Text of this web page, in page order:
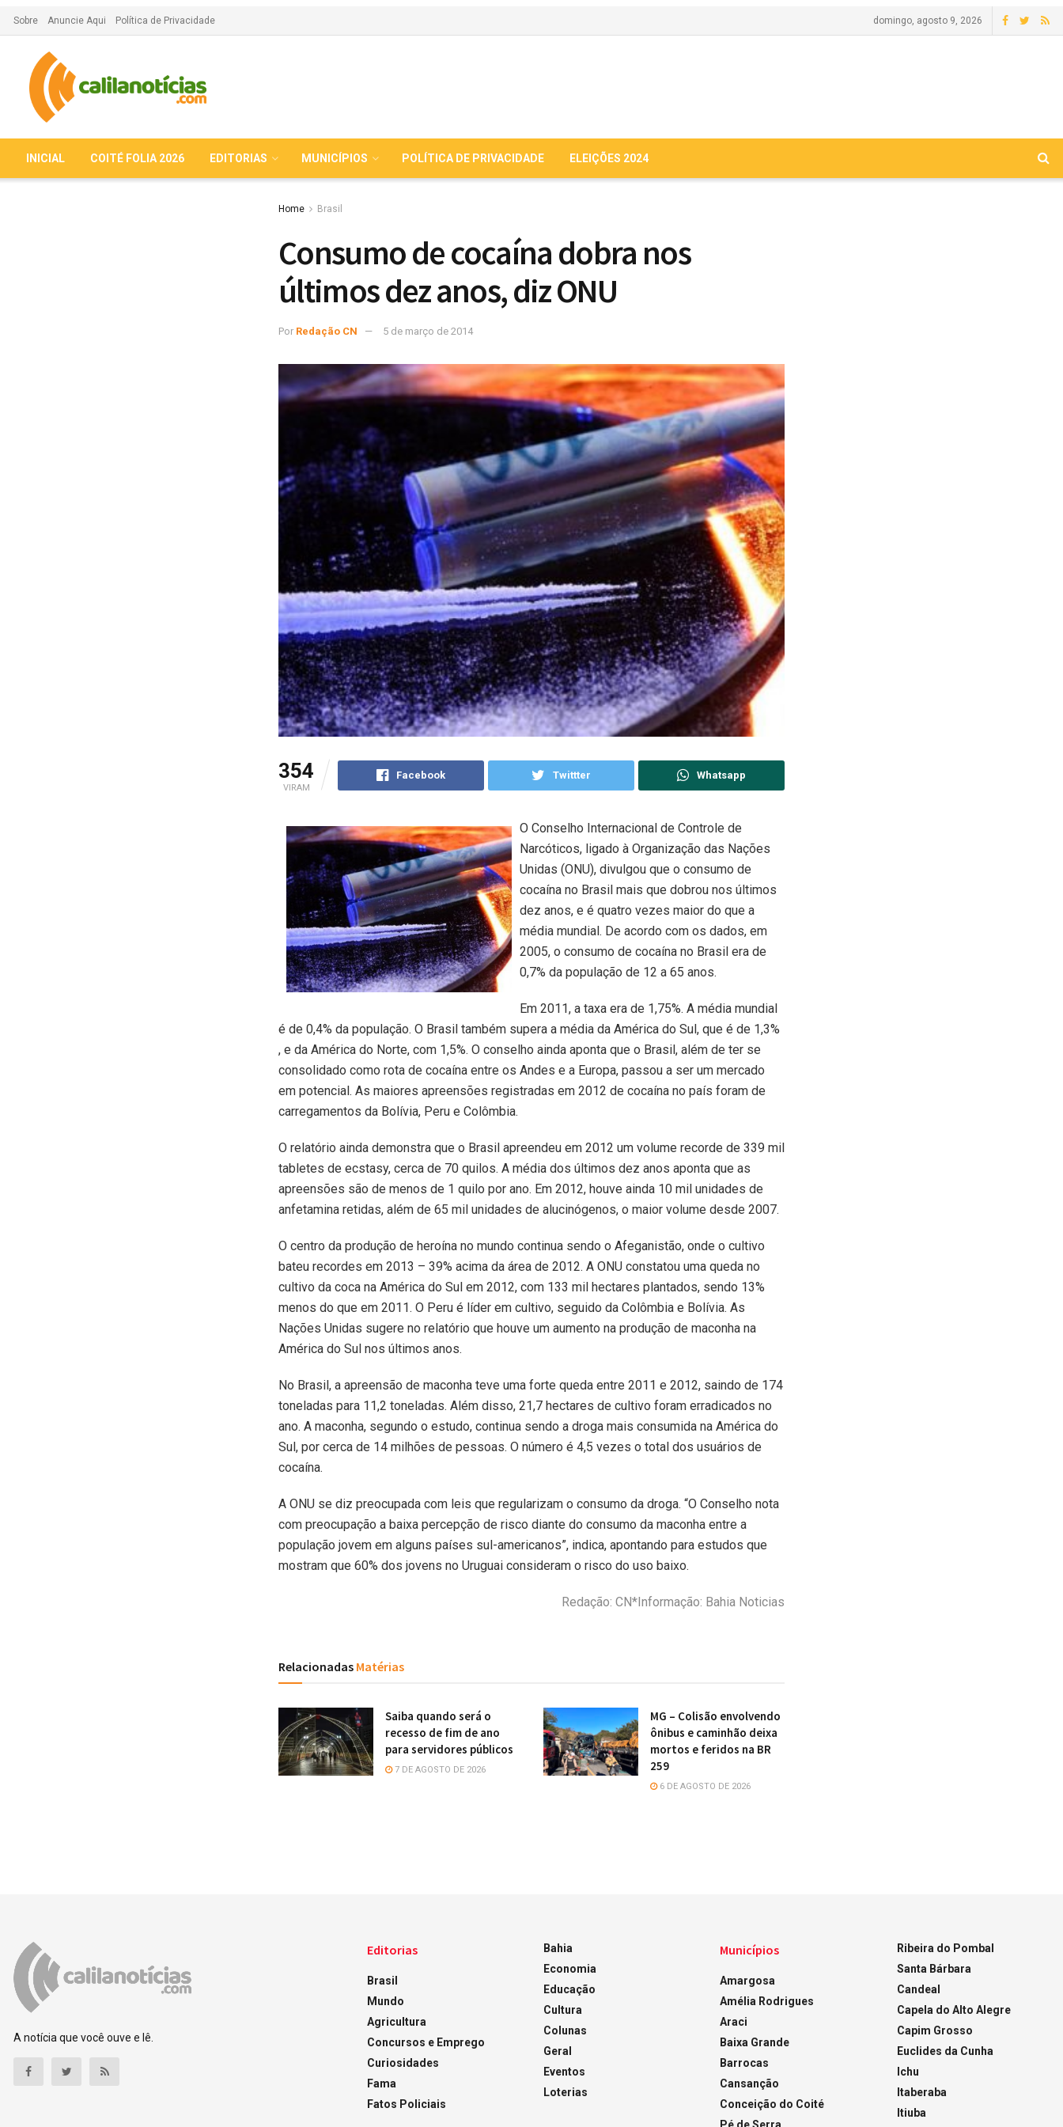
Sobre Anuncie Aqui Política de Privacidade domingo, agosto 9, 2026
INICIAL COITÉ FOLIA 2026 EDITORIAS MUNICÍPIOS POLÍTICA DE PRIVACIDADE ELEIÇÕES 2024
Home Brasil
Consumo de cocaína dobra nos
últimos dez anos, diz ONU
Por Redação CN 5 de março de 2014
354
VIRAM
Facebook Twittter Whatsapp
O Conselho Internacional de Controle de
Narcóticos, ligado à Organização das Nações
Unidas (ONU), divulgou que o consumo de
cocaína no Brasil mais que dobrou nos últimos
dez anos, e é quatro vezes maior do que a
média mundial. De acordo com os dados, em
2005, o consumo de cocaína no Brasil era de
0,7% da população de 12 a 65 anos.
Em 2011, a taxa era de 1,75%. A média mundial
é de 0,4% da população. O Brasil também supera a média da América do Sul, que é de 1,3%
, e da América do Norte, com 1,5%. O conselho ainda aponta que o Brasil, além de ter se
consolidado como rota de cocaína entre os Andes e a Europa, passou a ser um mercado
em potencial. As maiores apreensões registradas em 2012 de cocaína no país foram de
carregamentos da Bolívia, Peru e Colômbia.
O relatório ainda demonstra que o Brasil apreendeu em 2012 um volume recorde de 339 mil
tabletes de ecstasy, cerca de 70 quilos. A média dos últimos dez anos aponta que as
apreensões são de menos de 1 quilo por ano. Em 2012, houve ainda 10 mil unidades de
anfetamina retidas, além de 65 mil unidades de alucinógenos, o maior volume desde 2007.
O centro da produção de heroína no mundo continua sendo o Afeganistão, onde o cultivo
bateu recordes em 2013 – 39% acima da área de 2012. A ONU constatou uma queda no
cultivo da coca na América do Sul em 2012, com 133 mil hectares plantados, sendo 13%
menos do que em 2011. O Peru é líder em cultivo, seguido da Colômbia e Bolívia. As
Nações Unidas sugere no relatório que houve um aumento na produção de maconha na
América do Sul nos últimos anos.
No Brasil, a apreensão de maconha teve uma forte queda entre 2011 e 2012, saindo de 174
toneladas para 11,2 toneladas. Além disso, 21,7 hectares de cultivo foram erradicados no
ano. A maconha, segundo o estudo, continua sendo a droga mais consumida na América do
Sul, por cerca de 14 milhões de pessoas. O número é 4,5 vezes o total dos usuários de
cocaína.
A ONU se diz preocupada com leis que regularizam o consumo da droga. “O Conselho nota
com preocupação a baixa percepção de risco diante do consumo da maconha entre a
população jovem em alguns países sul-americanos”, indica, apontando para estudos que
mostram que 60% dos jovens no Uruguai consideram o risco do uso baixo.
Redação: CN*Informação: Bahia Noticias
Relacionadas Matérias
Saiba quando será o
recesso de fim de ano
para servidores públicos
7 DE AGOSTO DE 2026
MG – Colisão envolvendo
ônibus e caminhão deixa
mortos e feridos na BR
259
6 DE AGOSTO DE 2026
A notícia que você ouve e lê.
Editorias
Brasil
Mundo
Agricultura
Concursos e Emprego
Curiosidades
Fama
Fatos Policiais
Bahia
Economia
Educação
Cultura
Colunas
Geral
Eventos
Loterias
Municípios
Amargosa
Amélia Rodrigues
Araci
Baixa Grande
Barrocas
Cansanção
Conceição do Coité
Ribeira do Pombal
Santa Bárbara
Candeal
Capela do Alto Alegre
Capim Grosso
Euclides da Cunha
Ichu
Itaberaba
Itiuba